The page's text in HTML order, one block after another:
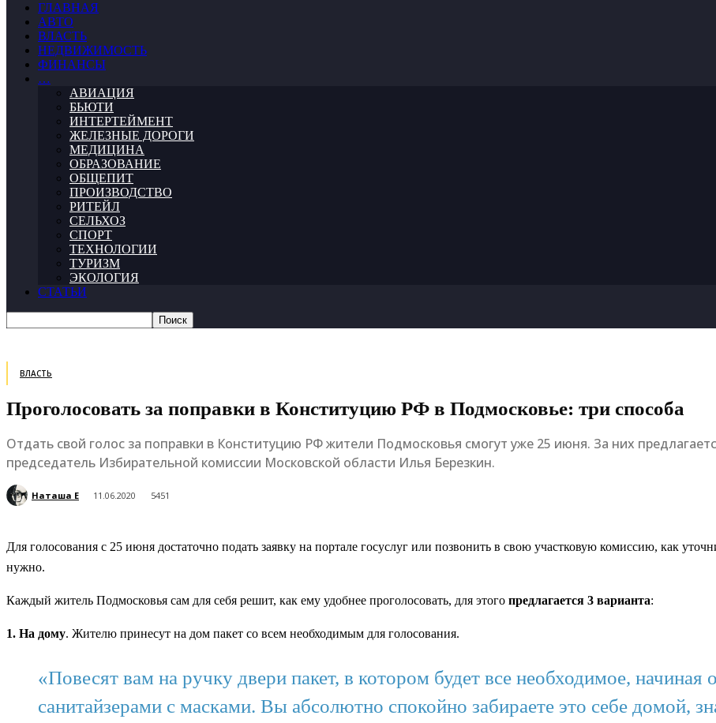
ГЛАВНАЯ
АВТО
ВЛАСТЬ
НЕДВИЖИМОСТЬ
ФИНАНСЫ
…
АВИАЦИЯ
БЬЮТИ
ИНТЕРТЕЙМЕНТ
ЖЕЛЕЗНЫЕ ДОРОГИ
МЕДИЦИНА
ОБРАЗОВАНИЕ
ОБЩЕПИТ
ПРОИЗВОДСТВО
РИТЕЙЛ
СЕЛЬХОЗ
СПОРТ
ТЕХНОЛОГИИ
ТУРИЗМ
ЭКОЛОГИЯ
СТАТЬИ
ВЛАСТЬ
Проголосовать за поправки в Конституцию РФ в Подмосковье: три способа
Отдать свой голос за поправки в Конституцию РФ жители Подмосковья смогут уже 25 июня. За них
председатель Избирательной комиссии Московской области Илья Березкин.
Наташа Е 11.06.2020 5451
Для голосования с 25 июня достаточно подать заявку на портале госуслуг или позвонить в свою участковую комиссию, как
нужно.
Каждый житель Подмосковья сам для себя решит, как ему удобнее проголосовать, для этого предлагается 3 варианта:
1. На дому. Жителю принесут на дом пакет со всем необходимым для голосования.
«Повесят вам на ручку двери пакет, в котором будет все необходимое, начиная
санитайзерами с масками. Вы абсолютно спокойно забираете это себе домой,